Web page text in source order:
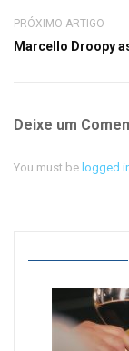
PRÓXIMO ARTIGO
Marcello Droopy
Deixe um
You must be logged